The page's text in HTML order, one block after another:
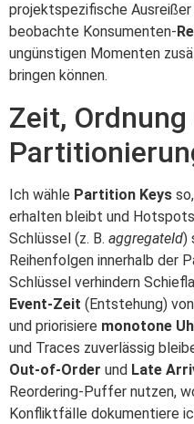
projektspezifische
beobachte Konsumenten‑
ungünstigen Momenten
bringen können.
Zeit, Ordnung
Ich wähle Partition Keys
erhalten bleibt und
Schlüssel (z. B. aggregateId)
Reihenfolgen innerhalb der
Schlüssel verhindern
Event‑Zeit (Entstehung) von
und priorisiere monotone
und Traces zuverlässig
Out‑of‑Order und Late
Reordering‑Puffer nutzen,
Konfliktfälle dokumentiere